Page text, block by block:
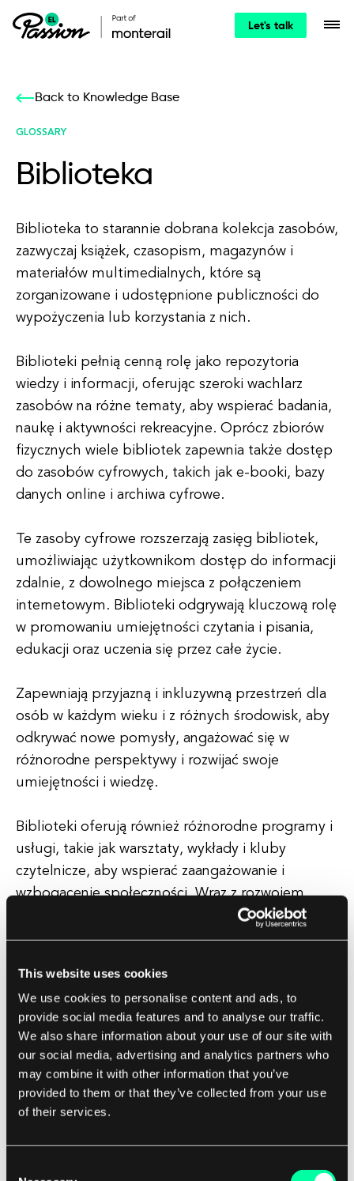
This website uses cookies
We use cookies to personalise content and ads, to
provide social media features and to analyse our traffic.
We also share information about your use of our site with
our social media, advertising and analytics partners who
may combine it with other information that you’ve
provided to them or that they’ve collected from your use
of their services.
Let's talk
Back to Knowledge Base
GLOSSARY
Biblioteka
Biblioteka to starannie dobrana kolekcja zasobów,
zazwyczaj książek, czasopism, magazynów i
materiałów multimedialnych, które są
zorganizowane i udostępnione publiczności do
wypożyczenia lub korzystania z nich.
Biblioteki pełnią cenną rolę jako repozytoria
wiedzy i informacji, oferując szeroki wachlarz
zasobów na różne tematy, aby wspierać badania,
naukę i aktywności rekreacyjne. Oprócz zbiorów
fizycznych wiele bibliotek zapewnia także dostęp
do zasobów cyfrowych, takich jak e-booki, bazy
danych online i archiwa cyfrowe.
Te zasoby cyfrowe rozszerzają zasięg bibliotek,
umożliwiając użytkownikom dostęp do informacji
zdalnie, z dowolnego miejsca z połączeniem
internetowym. Biblioteki odgrywają kluczową rolę
w promowaniu umiejętności czytania i pisania,
edukacji oraz uczenia się przez całe życie.
Zapewniają przyjazną i inkluzywną przestrzeń dla
osób w każdym wieku i z różnych środowisk, aby
odkrywać nowe pomysły, angażować się w
różnorodne perspektywy i rozwijać swoje
umiejętności i wiedzę.
Biblioteki oferują również różnorodne programy i
usługi, takie jak warsztaty, wykłady i kluby
czytelnicze, aby wspierać zaangażowanie i
wzbogacenie społeczności. Wraz z rozwojem
technologii i internetu biblioteki ewoluowały, aby
sprostać zmieniającym się potrzebom swoich
Wiele bibliotek teraz oferuje usługi cyfrowe, takie
jak katalogi online, wypożyczanie e-booków i
wirtualna pomoc w zakresie informacji, aby
poprawić doświadczenia użytkowników i
dostępność. Ogólnie rzecz biorąc, biblioteki są
niezbędnymi instytucjami, które przyczyniają się